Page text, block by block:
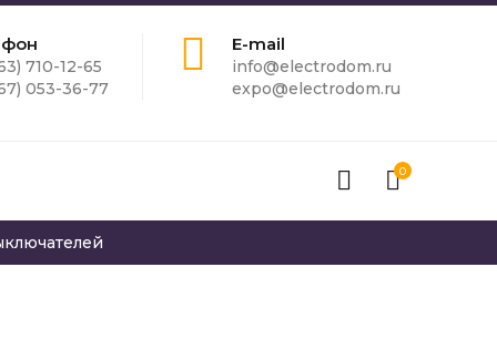
710-12-65
053-36-77
E-mail
info@electrodom.ru
expo@electrodom.ru
0